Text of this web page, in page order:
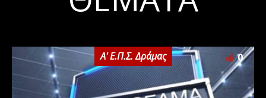
Α' Ε.Π.Σ. Δράμας 0